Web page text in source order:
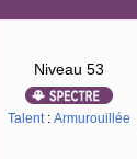
Niveau 53
Talent : Armurouillée